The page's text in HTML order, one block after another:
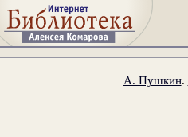
А. Пушкин.